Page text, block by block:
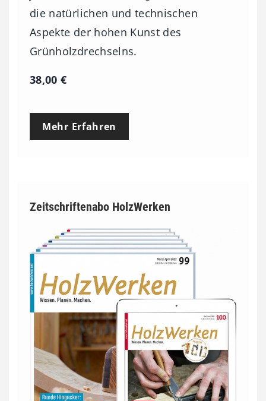
die natürlichen und technischen
Aspekte der hohen Kunst des
Grünholzdrechselns.
38,00€
Mehr Erfahren
Zeitschriftenabo HolzWerken